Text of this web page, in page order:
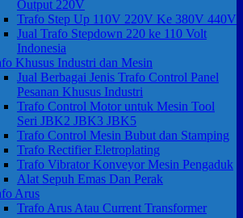
Output 220V
Trafo Step Up 110V 220V Ke 380V 440V
Jual Trafo Stepdown 220 ke 110 Volt
Indonesia
Khusus Industri dan Mesin
Jual Berbagai Jenis Trafo Control Panel
Pesanan Khusus Industri
Trafo Control Motor untuk Mesin Tool
Seri JBK2 JBK3 JBK5
Trafo Control Mesin Bubut dan Stamping
Trafo Rectifier Eletroplating
Trafo Vibrator Konveyor Mesin Pengaduk
Alat Sepuh Emas Dan Perak
Arus
Trafo Arus Atau Current Transformer